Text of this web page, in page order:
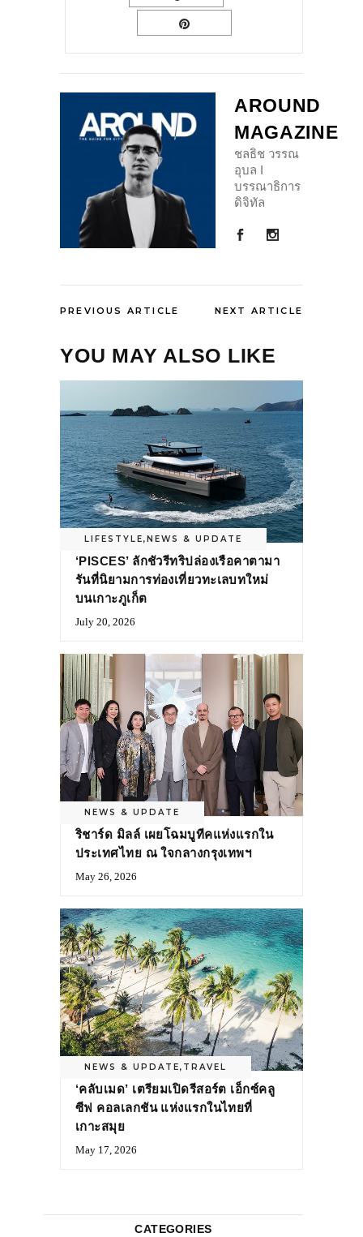
AROUND
MAGAZINE
ชลธิช วรรณ
อุบล I
บรรณาธิการ
ดิจิทัล
PREVIOUS ARTICLE NEXT ARTICLE
YOU MAY ALSO LIKE
LIFESTYLE, NEWS & UPDATE
‘PISCES’ ลักชัวรีทริปล่องเรือคาตามา
รันที่นิยามการท่องเที่ยวทะเลบทใหม่
บนเกาะภูเก็ต
July 20, 2026
NEWS & UPDATE
ริชาร์ด มิลล์ เผยโฉมบูทีคแห่งแรกใน
ประเทศไทย ณ ใจกลางกรุงเทพฯ
May 26, 2026
NEWS & UPDATE, TRAVEL
‘คลับเมด’ เตรียมเปิดรีสอร์ต เอ็กซ์คลู
ซีฟ คอลเลกชัน แห่งแรกในไทยที่
เกาะสมุย
May 17, 2026
CATEGORIES